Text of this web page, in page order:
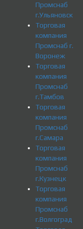
Промснаб
г.Ульяновск
Торговая
компания
Промснаб г.
Воронеж
Торговая
компания
Промснаб
г.Тамбов
Торговая
компания
Промснаб
г.Самара
Торговая
компания
Промснаб
г.Кузнецк
Торговая
компания
Промснаб
г.Волгоград